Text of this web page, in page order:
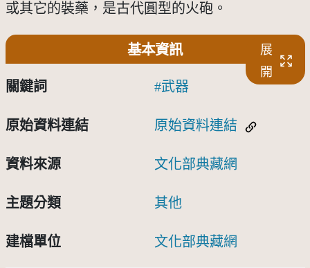
或其它的裝藥，是古代圓型的火砲。
基本資訊
展
開
關鍵詞 武器
原始資料連結 原始資料連結
資料來源 文化部典藏網
主題分類 其他
建檔單位 文化部典藏網